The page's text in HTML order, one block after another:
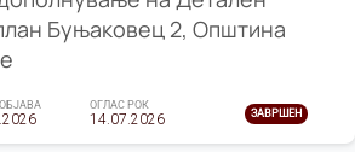
Буњаковец 2, Општина
ОГЛАС РОК
14.07.2026 ЗАВРШЕН